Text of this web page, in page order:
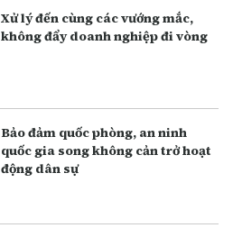
Xử lý đến cùng các vướng mắc,
không đẩy doanh nghiệp đi vòng
Bảo đảm quốc phòng, an ninh
quốc gia song không cản trở hoạt
động dân sự